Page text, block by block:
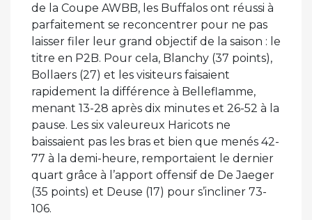
de la Coupe AWBB, les Buffalos ont réussi à
parfaitement se reconcentrer pour ne pas
laisser filer leur grand objectif de la saison : le
titre en P2B. Pour cela, Blanchy (37 points),
Bollaers (27) et les visiteurs faisaient
rapidement la différence à Belleflamme,
menant 13-28 après dix minutes et 26-52 à la
pause. Les six valeureux Haricots ne
baissaient pas les bras et bien que menés 42-
77 à la demi-heure, remportaient le dernier
quart grâce à l’apport offensif de De Jaeger
(35 points) et Deuse (17) pour s’incliner 73-
106.